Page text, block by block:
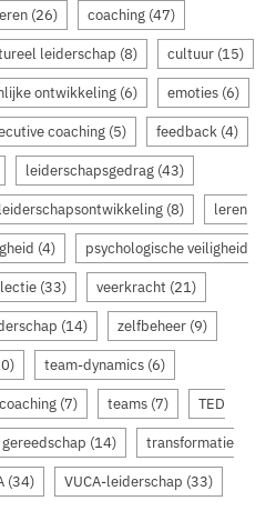
(26) coaching (47)
leiderschap (8) cultuur (15)
ontwikkeling (6) emoties (6)
coaching (5) feedback (4)
leiderschapsgedrag (43)
leiderschapsontwikkeling (8) leren
(4) psychologische veiligheid
(33) veerkracht (21)
(14) zelfbeheer (9)
team-dynamics (6)
(7) teams (7) TED
gereedschap (14) transformatie
(34) VUCA-leiderschap (33)